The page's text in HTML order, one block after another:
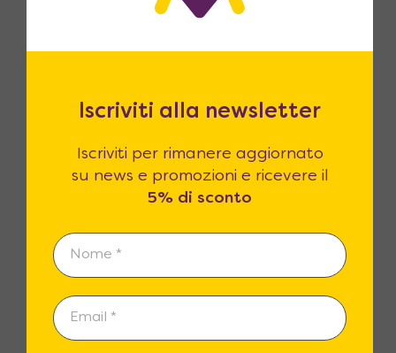
14 giorni di legge per il reso? Noi li
estendiamo fino a 365! Siamo certi che
Iscriviti alla newsletter
Iscriviti per rimanere aggiornato
su news e promozioni e ricevere il
5% di sconto